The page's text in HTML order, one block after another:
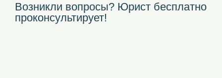
Возникли вопросы? Юрист бесплатно
проконсультирует!